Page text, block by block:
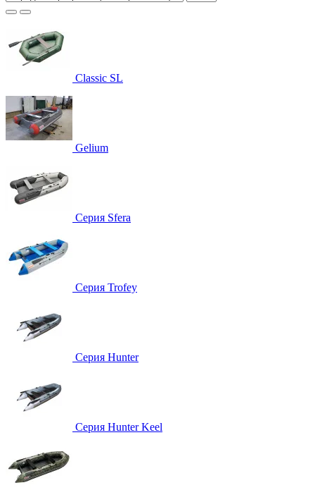
Classic SL
Gelium
Серия Sfera
Серия Trofey
Серия Hunter
Серия Hunter Keel